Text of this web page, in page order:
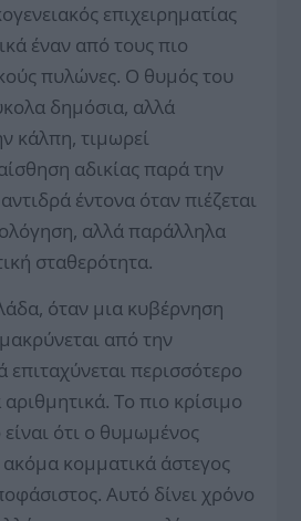
επιχειρηματίας
έναν από τους πιο
πυλώνες. Ο θυμός του
δημόσια, αλλά
κάλπη, τιμωρεί
αδικίας παρά την
έντονα όταν πιέζεται
αλλά παράλληλα
σταθερότητα.
όταν μια κυβέρνηση
από την
περισσότερο
Το πιο κρίσιμο
είναι ότι ο θυμωμένος
κομματικά άστεγος
Αυτό δίνει χρόνο